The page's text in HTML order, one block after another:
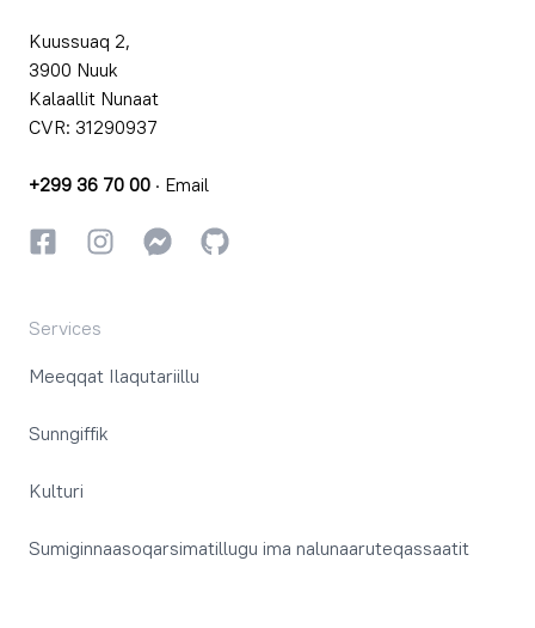
Kuussuaq 2,
3900 Nuuk
Kalaallit Nunaat
CVR: 31290937
+299 36 70 00 · Email
FacebookkiInstagrammiInstagrammi
GitHub
Services
Meeqqat Ilaqutariillu
Sunngiffik
Kulturi
Sumiginnaasoqarsimatillugu ima nalunaaruteqassaatit